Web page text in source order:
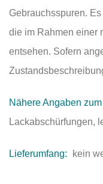
Gebrauchsspuren.
die im Rahmen einer
entsehen. Sofern
Nähere Angaben
Lackabschürfungen,
Lieferumfang: kein